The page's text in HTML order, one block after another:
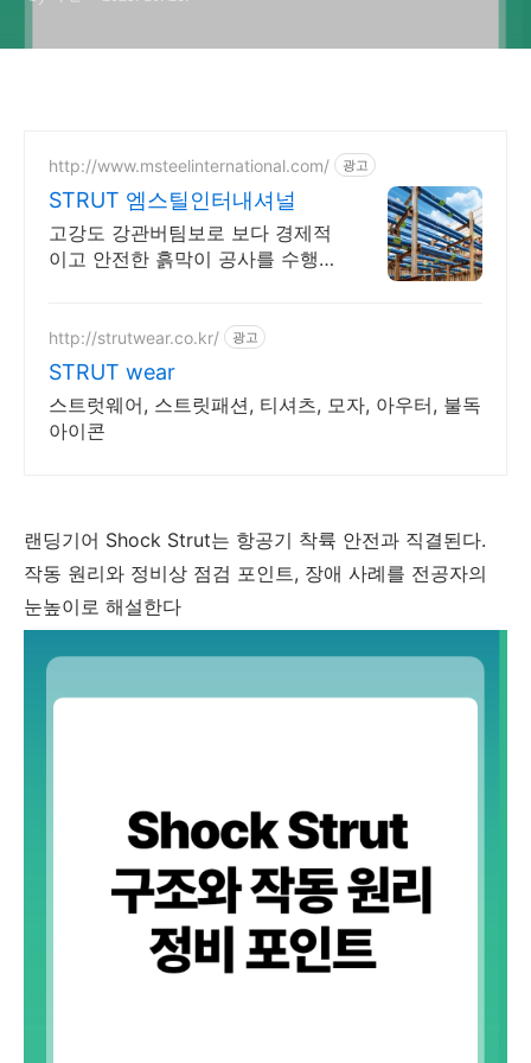
http://www.msteelinternational.com/ 광고
STRUT 엠스틸인터내셔널
고강도 강관버팀보로 보다 경제적
이고 안전한 흙막이 공사를 수행할
http://strutwear.co.kr/ 광고
STRUT wear
스트럿웨어, 스트릿패션, 티셔츠, 모자, 아우터, 불독
아이콘
랜딩기어 Shock Strut는 항공기 착륙 안전과 직결된다.
작동 원리와 정비상 점검 포인트, 장애 사례를 전공자의
눈높이로 해설한다